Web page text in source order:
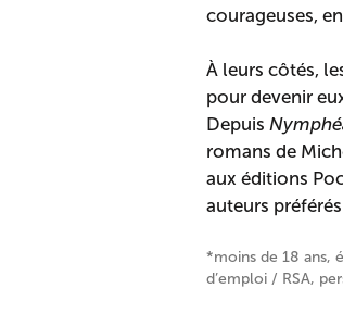
courageuses,
À leurs côtés,
pour devenir
Depuis
romans de
aux éditions
auteurs
*moins de 18 ans,
d’emploi / RSA,